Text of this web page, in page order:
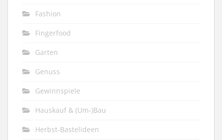
Fashion
Fingerfood
Garten
Genuss
Gewinnspiele
Hauskauf & (Um-)Bau
Herbst-Bastelideen